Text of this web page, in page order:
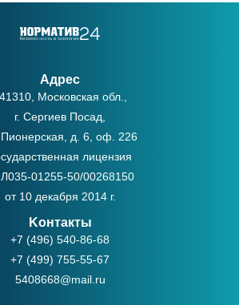
Адрес
Московская обл.,
г. Сергиев Посад,
д. 6, оф. 226
лицензия
01255-50/00268150
от 10 декабря 2014 г.
Kонтакты
+7 (496) 540-86-68
+7 (499) 755-55-67
5408668@mail.ru